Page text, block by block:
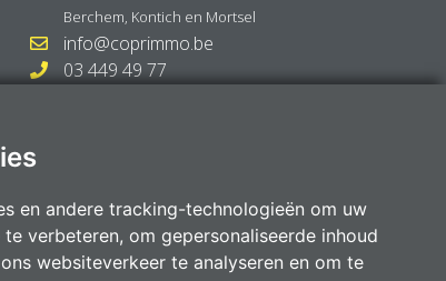
en andere tracking-technologieën om uw
verbeteren, om gepersonaliseerde inhoud
websiteverkeer te analyseren en om te
Berchem Kontich en Mortsel
info@coprimmo.be
03 449 49 77